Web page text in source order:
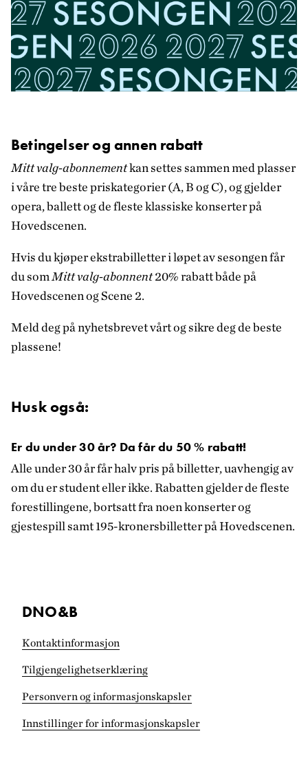
Betingelser og annen rabatt
Mitt valg-abonnementkan settes sammen med plasser
i våre tre beste priskategorier (A, B og C), og gjelder
opera, ballett og de fleste klassiske konserter på
Hovedscenen.
Hvis du kjøper ekstrabilletter i løpet av sesongen får
du somMitt valg-abonnent20% rabatt både på
Hovedscenen og Scene 2.
Meld deg på nyhetsbrevet vårt og sikre deg de beste
plassene!
Husk også:
Er du under 30 år? Da får du 50 % rabatt!
Alle under 30 år får halv pris på billetter, uavhengig av
om du er student eller ikke. Rabatten gjelder de fleste
forestillingene, bortsatt fra noen konserter og
gjestespill samt 195-kronersbilletter på Hovedscenen.
DNO&B
Kontaktinformasjon
Tilgjengelighets­erklæring
Personvern og informasjonskapsler
Innstillinger for informasjonskapsler